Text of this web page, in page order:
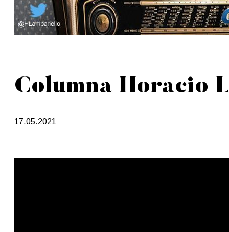
Columna Horacio
17.05.2021